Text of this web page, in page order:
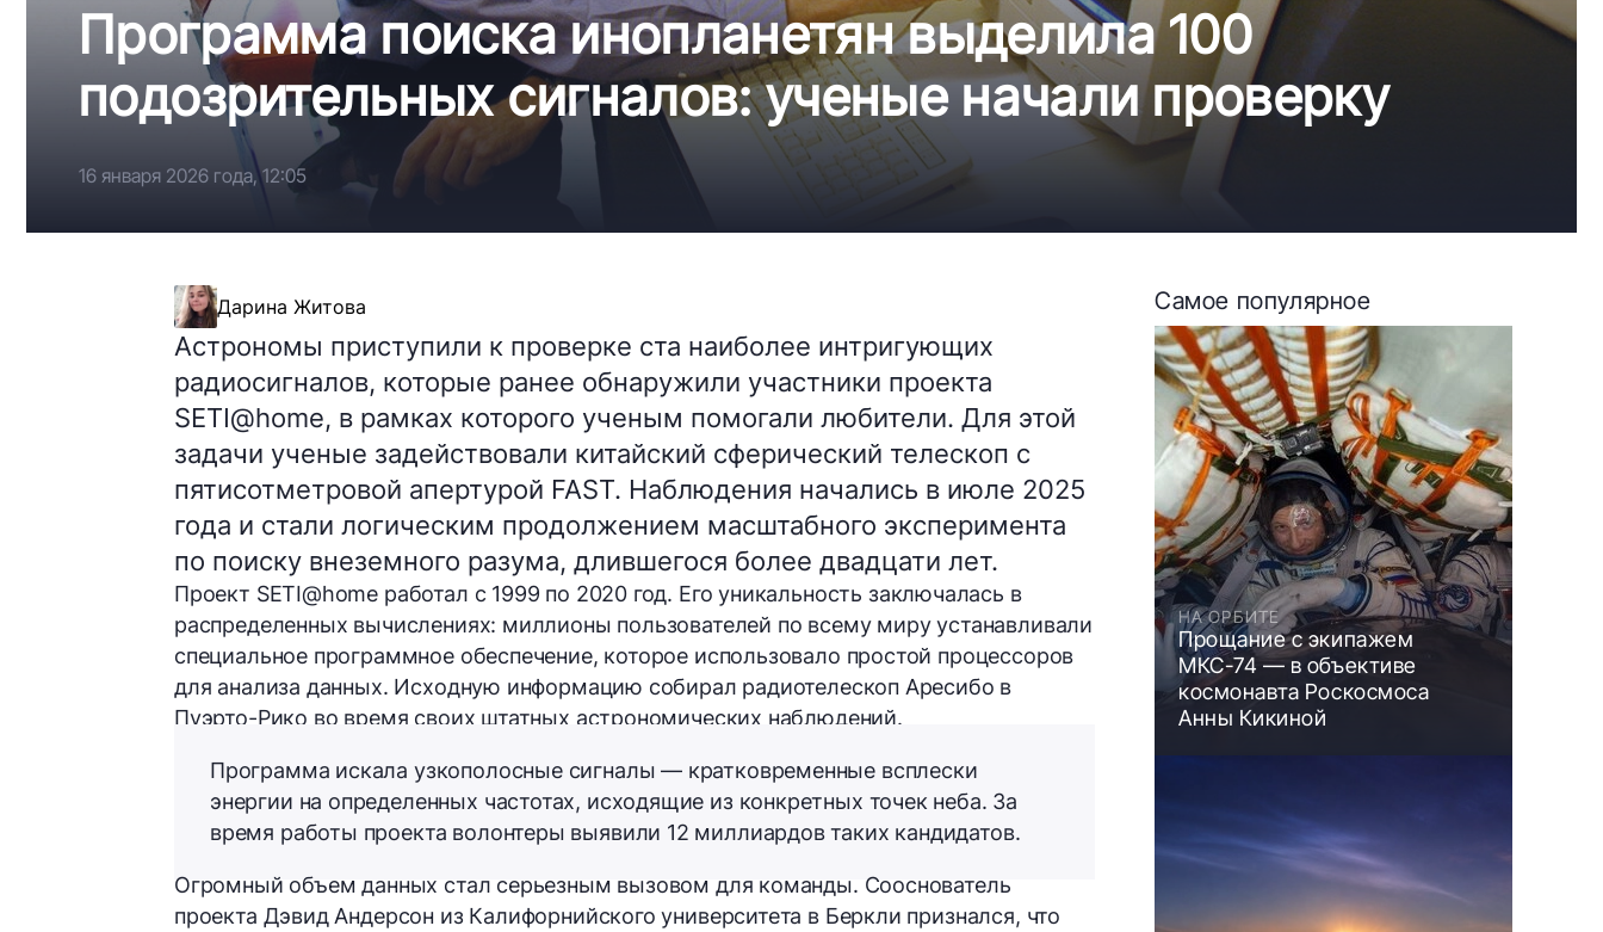
Программа поиска инопланетян выделила 100
подозрительных сигналов: ученые начали проверку
16 января 2026 года, 12:05
Дарина Житова
Астрономы приступили к проверке ста наиболее интригующих
радиосигналов, которые ранее обнаружили участники проекта
SETI@home, в рамках которого ученым помогали любители. Для этой
задачи ученые задействовали китайский сферический телескоп с
пятисотметровой апертурой FAST. Наблюдения начались в июле 2025
года и стали логическим продолжением масштабного эксперимента
по поиску внеземного разума, длившегося более двадцати лет.
Проект SETI@home работал с 1999 по 2020 год. Его уникальность заключалась в
распределенных вычислениях: миллионы пользователей по всему миру устанавливали
специальное программное обеспечение, которое использовало простой процессоров
для анализа данных. Исходную информацию собирал радиотелескоп Аресибо в
Пуэрто-Рико во время своих штатных астрономических наблюдений.
Программа искала узкополосные сигналы — кратковременные всплески
энергии на определенных частотах, исходящие из конкретных точек неба. За
время работы проекта волонтеры выявили 12 миллиардов таких кандидатов.
Огромный объем данных стал серьезным вызовом для команды. Сооснователь
проекта Дэвид Андерсон из Калифорнийского университета в Беркли признался, что
Самое популярное
НА ОРБИТЕ
Прощание с экипажем
МКС-74 — в объективе
космонавта Роскосмоса
Анны Кикиной